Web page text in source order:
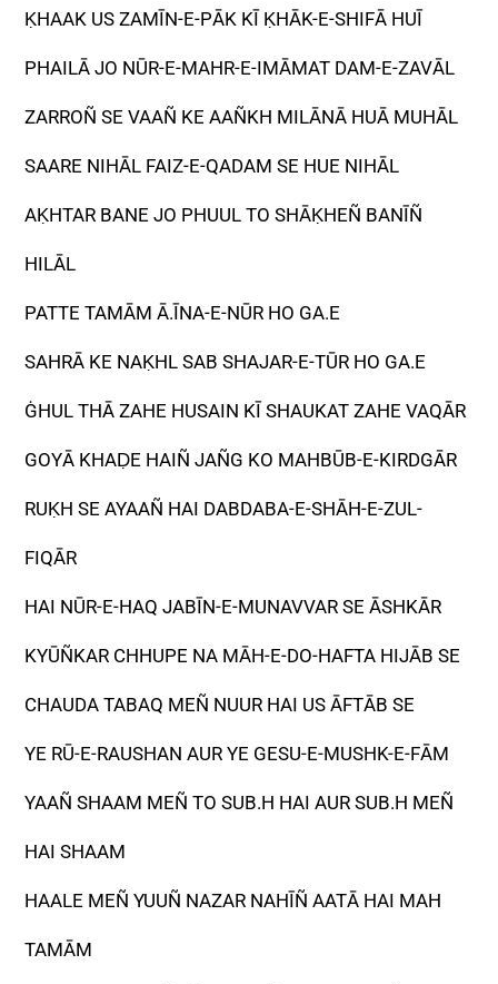
ḲHAAK US ZAMĪN-E-PĀK KĪ ḲHĀK-E-SHIFĀ HUĪ
PHAILĀ JO NŪR-E-MAHR-E-IMĀMAT DAM-E-ZAVĀL
ZARROÑ SE VAAÑ KE AAÑKH MILĀNĀ HUĀ MUHĀL
SAARE NIHĀL FAIZ-E-QADAM SE HUE NIHĀL
AḲHTAR BANE JO PHUUL TO SHĀḲHEÑ BANĪÑ
HILĀL
PATTE TAMĀM Ā.ĪNA-E-NŪR HO GA.E
SAHRĀ KE NAḲHL SAB SHAJAR-E-TŪR HO GA.E
ĠHUL THĀ ZAHE HUSAIN KĪ SHAUKAT ZAHE VAQĀR
GOYĀ KHAḌE HAIÑ JAÑG KO MAHBŪB-E-KIRDGĀR
RUḲH SE AYAAÑ HAI DABDABA-E-SHĀH-E-ZUL-
FIQĀR
HAI NŪR-E-HAQ JABĪN-E-MUNAVVAR SE ĀSHKĀR
KYŪÑKAR CHHUPE NA MĀH-E-DO-HAFTA HIJĀB SE
CHAUDA TABAQ MEÑ NUUR HAI US ĀFTĀB SE
YE RŪ-E-RAUSHAN AUR YE GESU-E-MUSHK-E-FĀM
YAAÑ SHAAM MEÑ TO SUB.H HAI AUR SUB.H MEÑ
HAI SHAAM
HAALE MEÑ YUUÑ NAZAR NAHĪÑ AATĀ HAI MAH
TAMĀM